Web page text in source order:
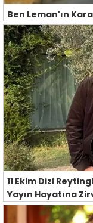
Ben Leman'ın
11 Ekim Dizi
Yayın Hayatına